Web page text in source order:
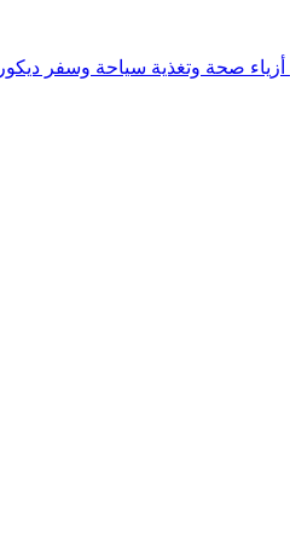
أزياء صحة وتغذية سياحة وسفر ديكور